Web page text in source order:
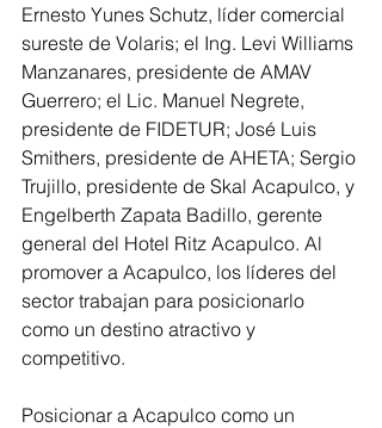
Ernesto Yunes Schutz, líder comercial
sureste de Volaris; el Ing. Levi Williams
Manzanares, presidente de AMAV
Guerrero; el Lic. Manuel Negrete,
presidente de FIDETUR; José Luis
Smithers, presidente de AHETA; Sergio
Trujillo, presidente de Skal Acapulco, y
Engelberth Zapata Badillo, gerente
general del Hotel Ritz Acapulco. Al
promover a Acapulco, los líderes del
sector trabajan para posicionarlo
como un destino atractivo y
competitivo.
Posicionar a Acapulco como un